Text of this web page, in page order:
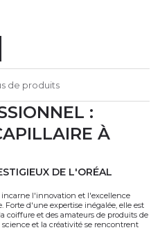
de produits
:
À
DE L'ORÉAL
incarne l'innovation et l'excellence
Forte d'une expertise inégalée, elle est
coiffure et des amateurs de produits de
et la créativité se rencontrent